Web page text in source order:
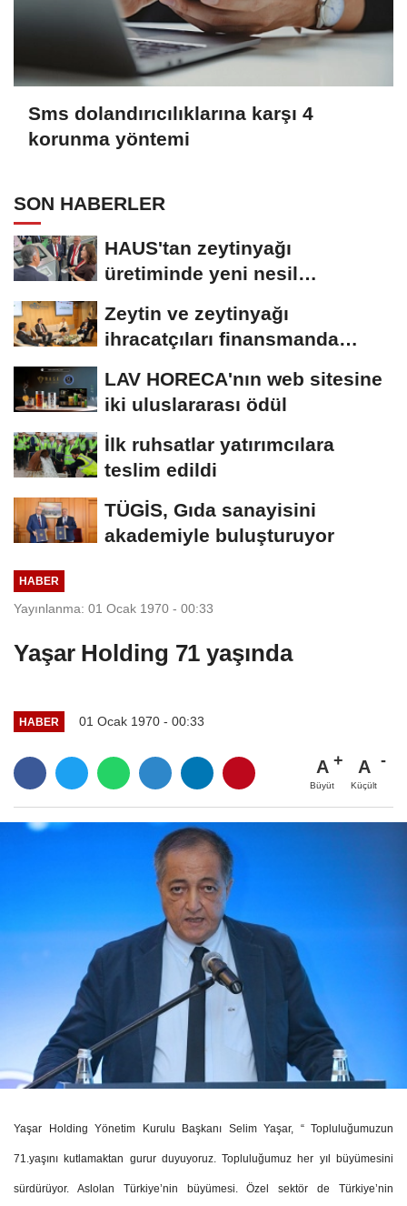
Sms dolandırıcılıklarına karşı 4
korunma yöntemi
SON HABERLER
HAUS'tan zeytinyağı
üretiminde yeni nesil
Zeytin ve zeytinyağı
ihracatçıları finansmanda
LAV HORECA'nın web sitesine
iki uluslararası ödül
İlk ruhsatlar yatırımcılara
teslim edildi
TÜGİS, Gıda sanayisini
akademiyle buluşturuyor
HABER
Yayınlanma: 01 Ocak 1970 - 00:33
Yaşar Holding 71 yaşında
HABER 01 Ocak 1970 - 00:33
A
Büyüt
A
Küçült
Yaşar Holding Yönetim Kurulu Başkanı Selim Yaşar, “ Topluluğumuzun
71.yaşını kutlamaktan gurur duyuyoruz. Topluluğumuz her yıl büyümesini
sürdürüyor. Aslolan Türkiye’nin büyümesi. Özel sektör de Türkiye’nin